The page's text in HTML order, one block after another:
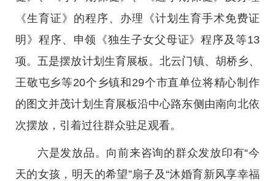
《生育证》的程序、办理《计划生育手术免费证
明》程序、申领《独生子女父母证》程序及等13
项。五是摆放计划生育展板。北云门镇、胡桥乡、
王敬屯乡等20个乡镇和29个市直单位将精心制作
的图文并茂计划生育展板沿中心路东侧由南向北依
次摆放，引着过往群众驻足观看。
六是发放品。向前来咨询的群众发放印有“今
天的女孩，明天的希望”扇子及“沐婚育新风享幸福